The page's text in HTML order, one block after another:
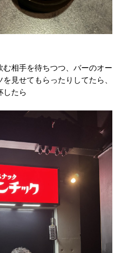
相手を待ちつつ、バーのオー
見せてもらったりしてたら、
したら